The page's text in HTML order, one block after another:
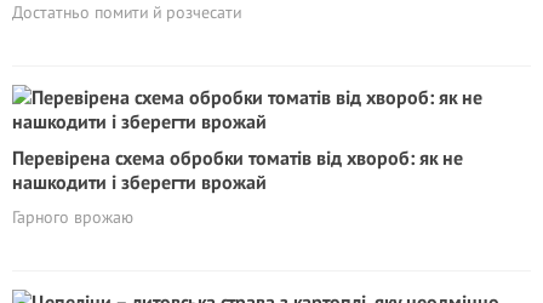
Достатньо помити й розчесати
Перевірена схема обробки томатів від хвороб: як не
нашкодити і зберегти врожай
Гарного врожаю